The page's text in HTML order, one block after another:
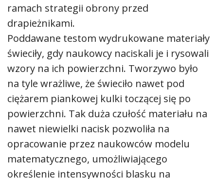
ramach strategii obrony przed
drapieżnikami.
Poddawane testom wydrukowane materiały
świeciły, gdy naukowcy naciskali je i rysowali
wzory na ich powierzchni. Tworzywo było
na tyle wrażliwe, że świeciło nawet pod
ciężarem piankowej kulki toczącej się po
powierzchni. Tak duża czułość materiału na
nawet niewielki nacisk pozwoliła na
opracowanie przez naukowców modelu
matematycznego, umożliwiającego
określenie intensywności blasku na